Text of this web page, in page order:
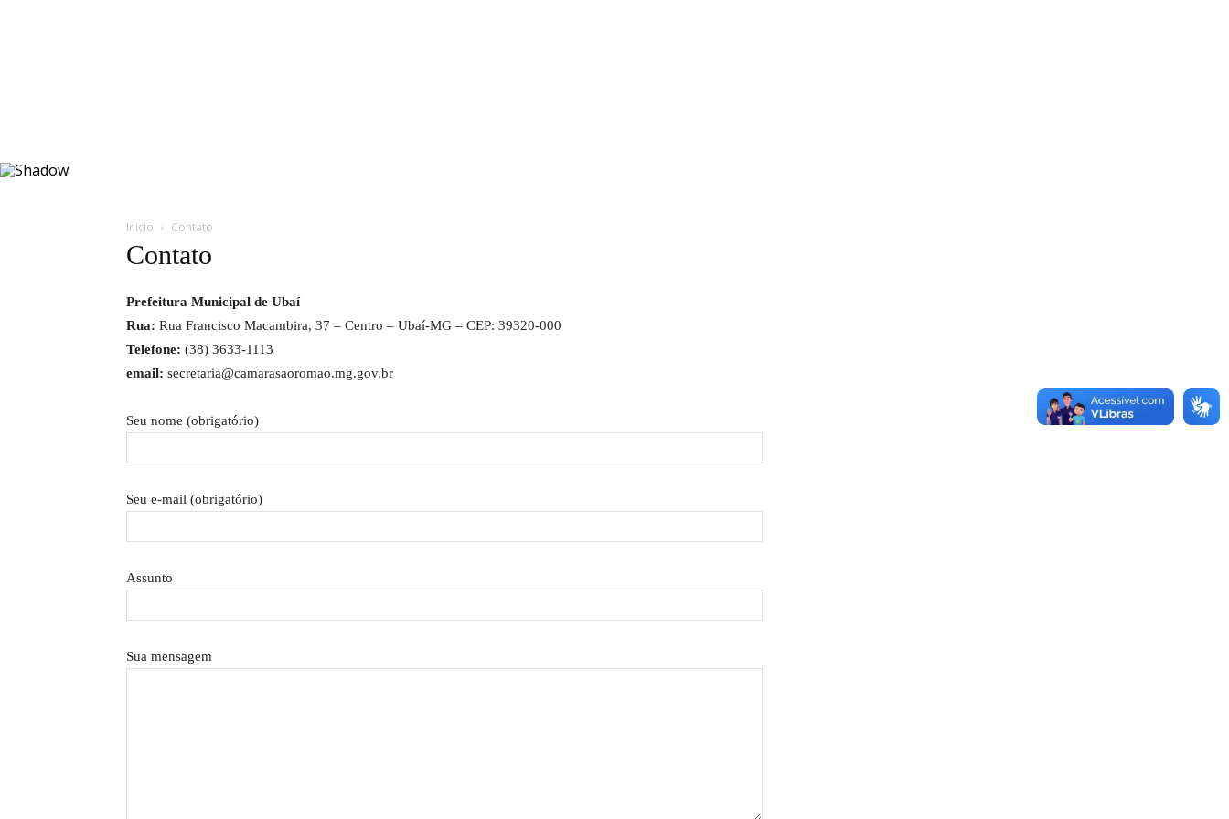
Inicio Contato
Contato
Prefeitura Municipal de Ubaí
Rua: Rua Francisco Macambira, 37 – Centro – Ubaí-MG – CEP: 39320-000
Telefone: (38) 3633-1113
email: secretaria@camarasaoromao.mg.gov.br
Seu nome (obrigatório)
Seu e-mail (obrigatório)
Assunto
Sua mensagem